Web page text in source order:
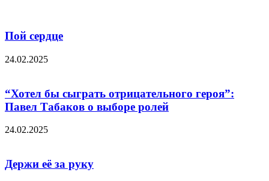
Пой сердце
24.02.2025
“Хотел бы сыграть отрицательного героя”:
Павел Табаков о выборе ролей
24.02.2025
Держи её за руку